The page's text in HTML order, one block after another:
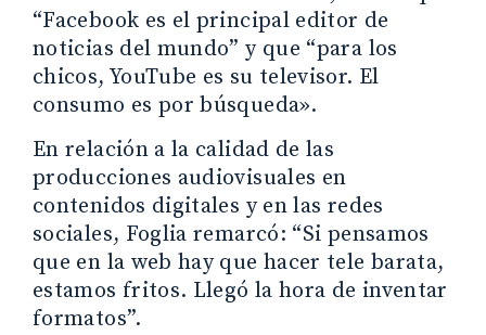
“Facebook es el principal editor de
noticias del mundo” y que “para los
chicos, YouTube es su televisor. El
consumo es por búsqueda».
En relación a la calidad de las
producciones audiovisuales en
contenidos digitales y en las redes
sociales, Foglia remarcó: “Si pensamos
que en la web hay que hacer tele barata,
estamos fritos. Llegó la hora de inventar
formatos”.